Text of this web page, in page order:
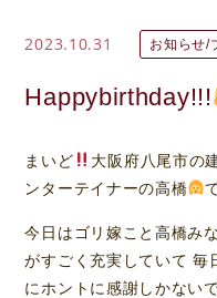
2023.10.31 お知らせ/
Happybirthday!!!
まいど
大阪府八尾市の
ンターテイナーの高橋
今日はゴリ嫁こと高橋み
がすごく充実していて 毎
にホントに感謝しかない